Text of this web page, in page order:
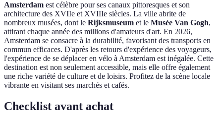
Amsterdam est célèbre pour ses canaux pittoresques et son
architecture des XVIIe et XVIIIe siècles. La ville abrite de
nombreux musées, dont le Rijksmuseum et le Musée Van Gogh,
attirant chaque année des millions d'amateurs d'art. En 2026,
Amsterdam se consacre à la durabilité, favorisant des transports en
commun efficaces. D'après les retours d'expérience des voyageurs,
l'expérience de se déplacer en vélo à Amsterdam est inégalée. Cette
destination est non seulement accessible, mais elle offre également
une riche variété de culture et de loisirs. Profitez de la scène locale
vibrante en visitant ses marchés et cafés.
Checklist avant achat